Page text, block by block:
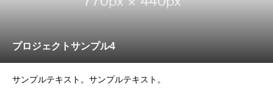
プロジェクトサンプル4
サンプルテキスト。サンプルテキスト。